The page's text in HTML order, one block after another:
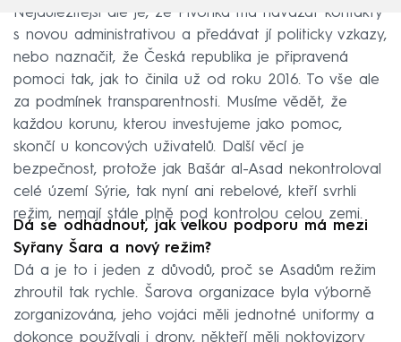
Nejdůležitější ale je, že Pivoňka má navázat kontakty
s novou administrativou a předávat jí politicky vzkazy,
nebo naznačit, že Česká republika je připravená
pomoci tak, jak to činila už od roku 2016. To vše ale
za podmínek transparentnosti. Musíme vědět, že
každou korunu, kterou investujeme jako pomoc,
skončí u koncových uživatelů. Další věcí je
bezpečnost, protože jak Bašár al-Asad nekontroloval
celé území Sýrie, tak nyní ani rebelové, kteří svrhli
režim, nemají stále plně pod kontrolou celou zemi.
Dá se odhadnout, jak velkou podporu má mezi
Syřany Šara a nový režim?
Dá a je to i jeden z důvodů, proč se Asadům režim
zhroutil tak rychle. Šarova organizace byla výborně
zorganizována, jeho vojáci měli jednotné uniformy a
dokonce používali i drony, někteří měli noktovizory